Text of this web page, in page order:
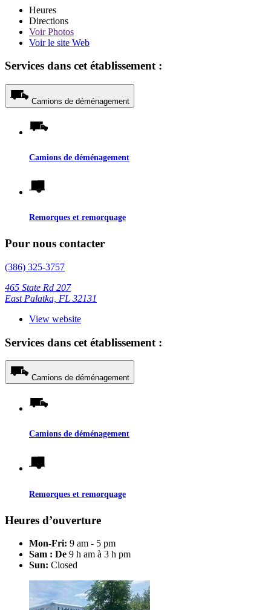
Heures
Directions
VoirPhotos
Voir le site Web
Services dans cet établissement :
Camions de déménagement
Camions de déménagement
Remorques et remorquage
Pour nous contacter
(386) 325-3757
465 State Rd 207
East Palatka, FL 32131
View website
Services dans cet établissement :
Camions de déménagement
Camions de déménagement
Remorques et remorquage
Heures d’ouverture
Mon-Fri: 9 am - 5 pm
Sam : De 9 h am à 3 h pm
Sun: Closed